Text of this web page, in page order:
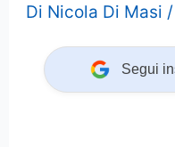
Di Nicola Di Masi /
Segui